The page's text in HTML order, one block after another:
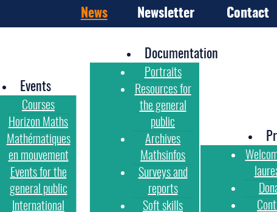
News Newsletter Contact
Events
Courses
Horizon Maths
Mathématiques
en mouvement
Events for the
general public
International
Documentation
Portraits
Resources for
the general
public
Archives
Mathsinfos
Surveys and
reports
Soft skills